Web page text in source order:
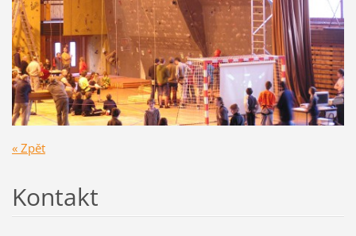
« Zpět
Kontakt